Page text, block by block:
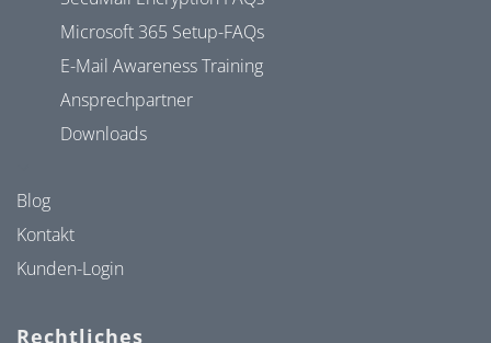
Microsoft 365 Setup-FAQs
E-Mail Awareness Training
Ansprechpartner
Downloads
Blog
Kontakt
Kunden-Login
Rechtliches